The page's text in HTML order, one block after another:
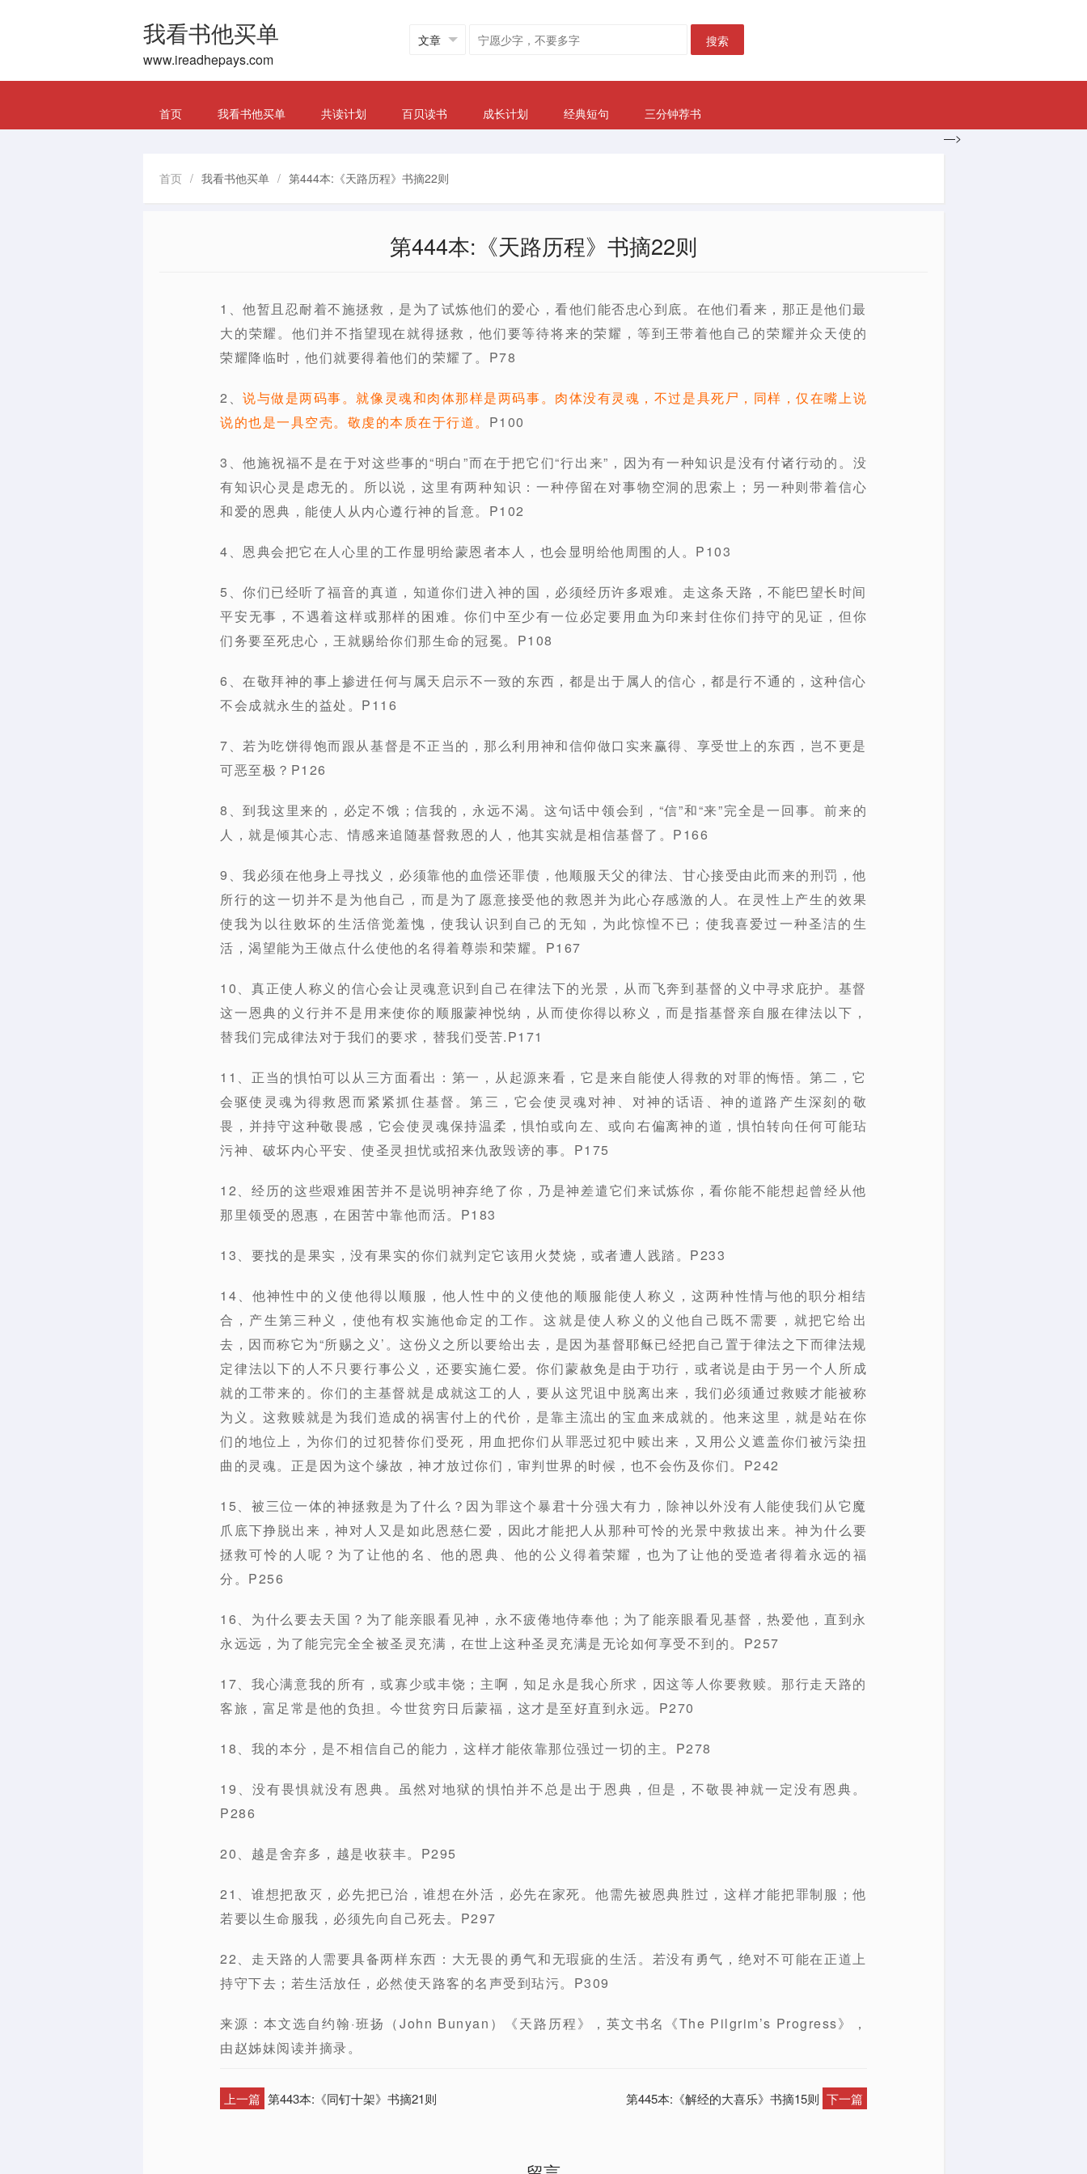
我看书他买单
www.ireadhepays.com
搜索
首页 我看书他买单 共读计划 百贝读书 成长计划 经典短句
三分钟荐书
—>
首页 / 我看书他买单 / 第444本:《天路历程》书摘22则
第444本:《天路历程》书摘22则
1、他暂且忍耐着不施拯救，是为了试炼他们的爱心，看他们能否忠心到底。在他们看来，那正是他们最
大的荣耀。他们并不指望现在就得拯救，他们要等待将来的荣耀，等到王带着他自己的荣耀并众天使的
荣耀降临时，他们就要得着他们的荣耀了。P78
2、说与做是两码事。就像灵魂和肉体那样是两码事。肉体没有灵魂，不过是具死尸，同样，仅在嘴上说
说的也是一具空壳。敬虔的本质在于行道。 P100
3、他施祝福不是在于对这些事的“明白”而在于把它们“行出来”，因为有一种知识是没有付诸行动的。没
有知识心灵是虑无的。所以说，这里有两种知识：一种停留在对事物空洞的思索上；另一种则带着信心
和爱的恩典，能使人从内心遵行神的旨意。P102
4、恩典会把它在人心里的工作显明给蒙恩者本人，也会显明给他周围的人。P103
5、你们已经听了福音的真道，知道你们进入神的国，必须经历许多艰难。走这条天路，不能巴望长时间
平安无事，不遇着这样或那样的困难。你们中至少有一位必定要用血为印来封住你们持守的见证，但你
们务要至死忠心，王就赐给你们那生命的冠冕。P108
6、在敬拜神的事上掺进任何与属天启示不一致的东西，都是出于属人的信心，都是行不通的，这种信心
不会成就永生的益处。P116
7、若为吃饼得饱而跟从基督是不正当的，那么利用神和信仰做口实来赢得、享受世上的东西，岂不更是
可恶至极？P126
8、到我这里来的，必定不饿；信我的，永远不渴。这句话中领会到，“信”和“来”完全是一回事。前来的
人，就是倾其心志、情感来追随基督救恩的人，他其实就是相信基督了。P166
9、我必须在他身上寻找义，必须靠他的血偿还罪债，他顺服天父的律法、甘心接受由此而来的刑罚，他
所行的这一切并不是为他自己，而是为了愿意接受他的救恩并为此心存感激的人。在灵性上产生的效果
使我为以往败坏的生活倍觉羞愧，使我认识到自己的无知，为此惊惶不已；使我喜爱过一种圣洁的生
活，渴望能为王做点什么使他的名得着尊崇和荣耀。P167
10、真正使人称义的信心会让灵魂意识到自己在律法下的光景，从而飞奔到基督的义中寻求庇护。基督
这一恩典的义行并不是用来使你的顺服蒙神悦纳，从而使你得以称义，而是指基督亲自服在律法以下，
替我们完成律法对于我们的要求，替我们受苦.P171
11、正当的惧怕可以从三方面看出：第一，从起源来看，它是来自能使人得救的对罪的悔悟。第二，它
会驱使灵魂为得救恩而紧紧抓住基督。第三，它会使灵魂对神、对神的话语、神的道路产生深刻的敬
畏，并持守这种敬畏感，它会使灵魂保持温柔，惧怕或向左、或向右偏离神的道，惧怕转向任何可能玷
污神、破坏内心平安、使圣灵担忧或招来仇敌毁谤的事。P175
12、经历的这些艰难困苦并不是说明神弃绝了你，乃是神差遣它们来试炼你，看你能不能想起曾经从他
那里领受的恩惠，在困苦中靠他而活。P183
13、要找的是果实，没有果实的你们就判定它该用火焚烧，或者遭人践踏。P233
14、他神性中的义使他得以顺服，他人性中的义使他的顺服能使人称义，这两种性情与他的职分相结
合，产生第三种义，使他有权实施他命定的工作。这就是使人称义的义他自己既不需要，就把它给出
去，因而称它为“所赐之义’。这份义之所以要给出去，是因为基督耶稣已经把自己置于律法之下而律法规
定律法以下的人不只要行事公义，还要实施仁爱。你们蒙赦免是由于功行，或者说是由于另一个人所成
就的工带来的。你们的主基督就是成就这工的人，要从这咒诅中脱离出来，我们必须通过救赎才能被称
为义。这救赎就是为我们造成的祸害付上的代价，是靠主流出的宝血来成就的。他来这里，就是站在你
们的地位上，为你们的过犯替你们受死，用血把你们从罪恶过犯中赎出来，又用公义遮盖你们被污染扭
曲的灵魂。正是因为这个缘故，神才放过你们，审判世界的时候，也不会伤及你们。P242
15、被三位一体的神拯救是为了什么？因为罪这个暴君十分强大有力，除神以外没有人能使我们从它魔
爪底下挣脱出来，神对人又是如此恩慈仁爱，因此才能把人从那种可怜的光景中救拔出来。神为什么要
拯救可怜的人呢？为了让他的名、他的恩典、他的公义得着荣耀，也为了让他的受造者得着永远的福
分。P256
16、为什么要去天国？为了能亲眼看见神，永不疲倦地侍奉他；为了能亲眼看见基督，热爱他，直到永
永远远，为了能完完全全被圣灵充满，在世上这种圣灵充满是无论如何享受不到的。P257
17、我心满意我的所有，或寡少或丰饶；主啊，知足永是我心所求，因这等人你要救赎。那行走天路的
客旅，富足常是他的负担。今世贫穷日后蒙福，这才是至好直到永远。P270
18、我的本分，是不相信自己的能力，这样才能依靠那位强过一切的主。P278
19、没有畏惧就没有恩典。虽然对地狱的惧怕并不总是出于恩典，但是，不敬畏神就一定没有恩典。
P286
20、越是舍弃多，越是收获丰。P295
21、谁想把敌灭，必先把已治，谁想在外活，必先在家死。他需先被恩典胜过，这样才能把罪制服；他
若要以生命服我，必须先向自己死去。P297
22、走天路的人需要具备两样东西：大无畏的勇气和无瑕疵的生活。若没有勇气，绝对不可能在正道上
持守下去；若生活放任，必然使天路客的名声受到玷污。P309
来源：本文选自约翰·班扬（John Bunyan）《天路历程》，英文书名《The Pilgrim’s Progress》，
由赵姊妹阅读并摘录。
上一篇 第443本:《同钉十架》书摘21则 第445本:《解经的大喜乐》书摘15则 下一篇